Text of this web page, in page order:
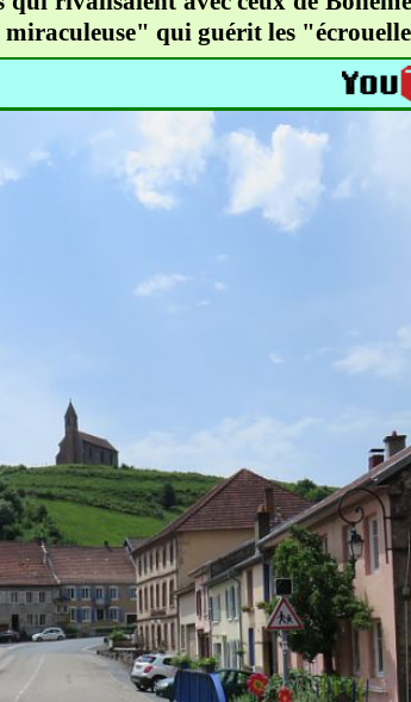
qui guérit les